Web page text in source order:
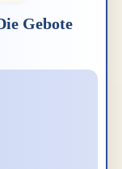
Gebote